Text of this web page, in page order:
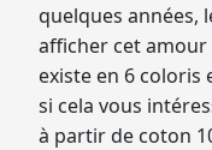
quelques années,
afficher cet amour
existe en 6 coloris
si cela vous
à partir de coton